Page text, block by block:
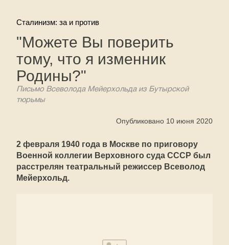
Сталинизм: за и против
"Можете Вы поверить
тому, что я изменник
Родины?"
Письмо Всеволода Мейерхольда из Бутырской
тюрьмы
Опубликовано 10 июня 2020
2 февраля 1940 года в Москве по приговору
Военной коллегии Верховного суда СССР был
расстрелян театральный режиссер Всеволод
Мейерхольд.